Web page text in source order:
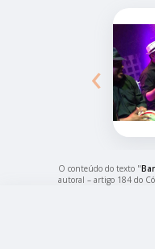
‹
O conteúdo do texto "
autoral – artigo 184 do